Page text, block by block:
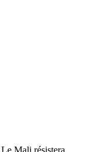
Mali résistera